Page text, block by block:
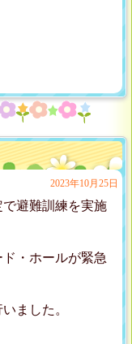
2023年10月25日
避難訓練を実施
・ホールが緊急
ました。